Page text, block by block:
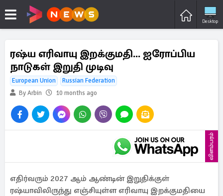
Desktop
ரஷ்ய எரிவாயு இறக்குமதி... ஐரோப்பிய
நாடுகள் இறுதி முடிவு
European Union
Russian Federation
By Arbin
10 months ago
விளம்பரம்
எதிர்வரும் 2027 ஆம் ஆண்டின் இறுதிக்குள்
ரஷ்யாவிலிருந்து எஞ்சியுள்ள எரிவாயு இறக்குமதியை